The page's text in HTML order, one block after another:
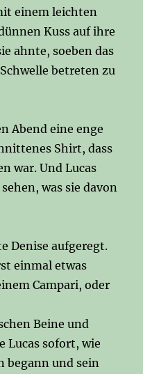
einem leichten
Kuss auf ihre
ahnte, soeben das
betreten zu
Abend eine enge
Shirt, dass
war. Und Lucas
was sie davon
Denise aufgeregt.
einmal etwas
Campari, oder
Beine und
Lucas sofort, wie
begann und sein